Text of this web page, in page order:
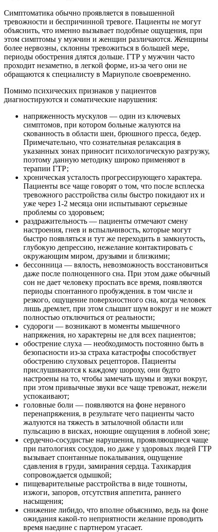
Симптоматика обычно проявляется в повышенной
тревожности и беспричинной тревоге. Пациенты не могут
объяснить, что именно вызывает подобные ощущения, при
этом симптомы у мужчин и женщин различаются. Женщины
более нервозны, склонны тревожиться в большей мере,
периоды обострения длятся дольше. ГТР у мужчин часто
проходит незаметно, в легкой форме, из-за чего они не
обращаются к специалисту в Мариуполе своевременно.
Помимо психических признаков у пациентов
диагностируются и соматические нарушения:
напряженность мускулов — один из ключевых
симптомов, при котором больные жалуются на
скованность в области шеи, брюшного пресса, бедер.
Примечательно, что сознательная релаксация в
указанных зонах приносит психологическую разгрузку,
поэтому данную методику широко применяют в
терапии ГТР;
хроническая усталость прогрессирующего характера.
Пациенты все чаще говорят о том, что после всплеска
тревожного расстройства силы быстро покидают их и
уже через 1-2 месяца они испытывают серьезные
проблемы со здоровьем;
раздражительность — пациенты отмечают смену
настроения, гнев и вспыльчивость, которые могут
быстро появляться и тут же переходить в замкнутость,
глубокую депрессию, нежелание контактировать с
окружающим миром, друзьями и близкими;
бессонница — вялость, невозможность восстановиться
даже после полноценного сна. При этом даже обычный
сон не дает человеку проспать все время, появляются
периоды спонтанного пробуждения. в том числе и
резкого, ощущение поверхностного сна, когда человек
лишь дремлет, при этом слышит шум вокруг и не может
полностью отключиться от реальности;
судороги — возникают в моменты мышечного
напряжения, но характерны не для всех пациентов;
обострение слуха — необходимость постоянно быть в
безопасности из-за страха катастрофы способствует
обострению слуховых рецепторов. Пациенты
прислушиваются к каждому шороху, они будто
настроены на то, чтобы замечать шумы и звуки вокруг,
при этом привычные звуки все чаще тревожат, нежели
успокаивают;
головные боли — появляются на фоне нервного
перенапряжения, в результате чего пациенты часто
жалуются на тяжесть в затылочной области или
пульсацию в висках, ноющие ощущения в лобной зоне;
сердечно-сосудистые нарушения, проявляющиеся чаще
при патологиях сосудов, но даже у здоровых людей ГТР
вызывает спонтанные покалывания, ощущение
сдавления в груди, замирания сердца. Тахикардия
сопровождается одышкой;
пищеварительные расстройства в виде тошноты,
изжоги, запоров, отсутствия аппетита, раннего
насыщения;
снижение либидо, что вполне объяснимо, ведь на фоне
ожидания какой-то неприятности желание проводить
время наедине с партнером угасает.